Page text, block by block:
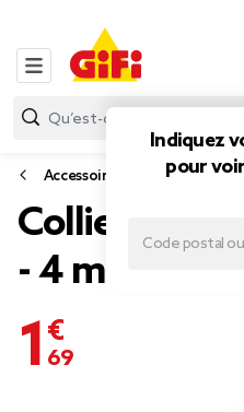
Indiquez
pour
Accessoires de déguisement
Collier perle
- 4 modèles
1,69 €